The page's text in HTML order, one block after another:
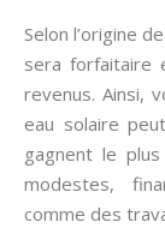
Selon l’origine
sera forfaitaire
revenus. Ainsi,
eau solaire
gagnent le
modestes,
comme des